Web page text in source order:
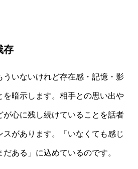
存
ういないけれど存在感・記憶・影
を暗示します。相手との思い出や
が心に残し続けていることを話者
スがあります。「いなくても感じ
ある」に込めているのです。